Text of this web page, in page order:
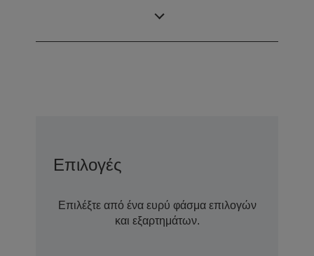
Επιλογές
Επιλέξτε από ένα ευρύ φάσμα επιλογών
και εξαρτημάτων.